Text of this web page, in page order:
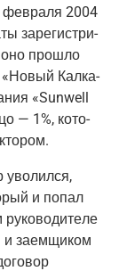
фев­ра­ля 2004
заре­ги­стри­
про­шло
«Новый Кал­ка­
«Sunwell
— 1%, кото­
уво­лил­ся,
и попал
и заем­щи­ком